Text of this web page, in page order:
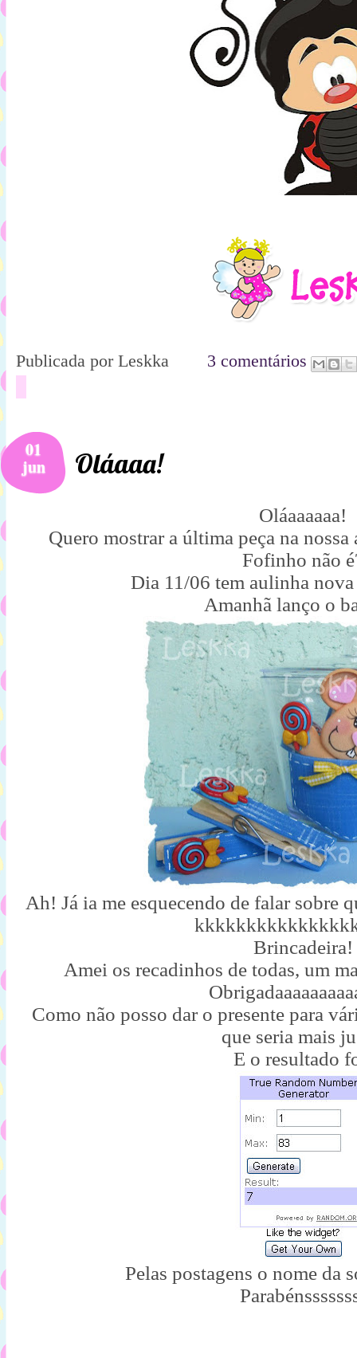
Publicada por Leskka 3 comentários
01
jun Oláaaa!
Oláaaaaaa!
Quero mostrar a última peça na
Fofinho não
Dia 11/06 tem aulinha
Amanhã lanço o
Ah! Já ia me esquecendo de falar sobre
Brincadeira!
Amei os recadinhos de todas, um
Como não posso dar o presente para
que seria mais
E o resultado
Pelas postagens o nome da